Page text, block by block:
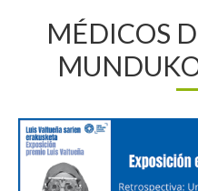
MÉDICOS